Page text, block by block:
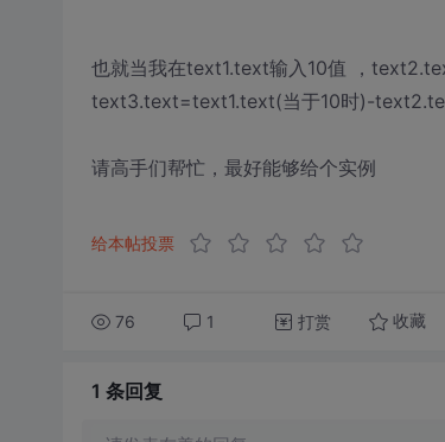
也就当我在text1.text输入10值 ，
text3.text=text1.text(当于10时)-
请高手们帮忙，最好能够给个实例
给本帖投票
76 1 打赏 收藏
1 条回复